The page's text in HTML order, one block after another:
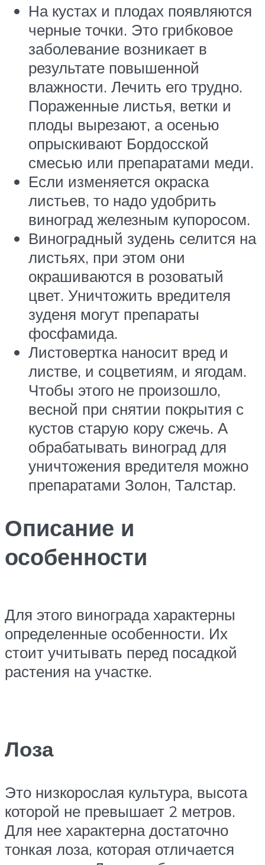
На кустах и плодах появляются
черные точки. Это грибковое
заболевание возникает в
результате повышенной
влажности. Лечить его трудно.
Пораженные листья, ветки и
плоды вырезают, а осенью
опрыскивают Бордосской
смесью или препаратами меди.
Если изменяется окраска
листьев, то надо удобрить
виноград железным купоросом.
Виноградный зудень селится на
листьях, при этом они
окрашиваются в розоватый
цвет. Уничтожить вредителя
зуденя могут препараты
фосфамида.
Листовертка наносит вред и
листве, и соцветиям, и ягодам.
Чтобы этого не произошло,
весной при снятии покрытия с
кустов старую кору сжечь. А
обрабатывать виноград для
уничтожения вредителя можно
препаратами Золон, Талстар.
Описание и
особенности
Для этого винограда характерны
определенные особенности. Их
стоит учитывать перед посадкой
растения на участке.
Лоза
Это низкорослая культура, высота
которой не превышает 2 метров.
Для нее характерна достаточно
тонкая лоза, которая отличается